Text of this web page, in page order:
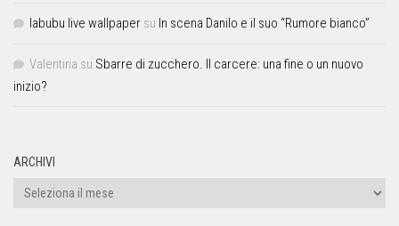
labubu live wallpaper su In scena Danilo e il suo “Rumore bianco”
Valentina su Sbarre di zucchero. Il carcere: una fine o un nuovo
inizio?
ARCHIVI